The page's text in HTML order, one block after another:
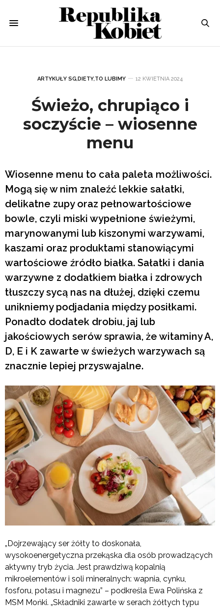
ARTYKUŁY SG,DIETY,TO LUBIMY 12 KWIETNIA 2024
Świeżo, chrupiąco i
soczyście – wiosenne
menu
Wiosenne menu to cała paleta możliwości.
Mogą się w nim znaleźć lekkie sałatki,
delikatne zupy oraz pełnowartościowe
bowle, czyli miski wypełnione świeżymi,
marynowanymi lub kiszonymi warzywami,
kaszami oraz produktami stanowiącymi
wartościowe źródło białka. Sałatki i dania
warzywne z dodatkiem białka i zdrowych
tłuszczy sycą nas na dłużej, dzięki czemu
unikniemy podjadania między posiłkami.
Ponadto dodatek drobiu, jaj lub
jakościowych serów sprawia, że witaminy A,
D, E i K zawarte w świeżych warzywach są
znacznie lepiej przyswajalne.
„Dojrzewający ser żółty to doskonała,
wysokoenergetyczna przekąska dla osób prowadzących
aktywny tryb życia. Jest prawdziwą kopalnią
mikroelementów i soli mineralnych: wapnia, cynku,
fosforu, potasu i magnezu” – podkreśla Ewa Polińska z
MSM Mońki. „Składniki zawarte w serach żółtych typu